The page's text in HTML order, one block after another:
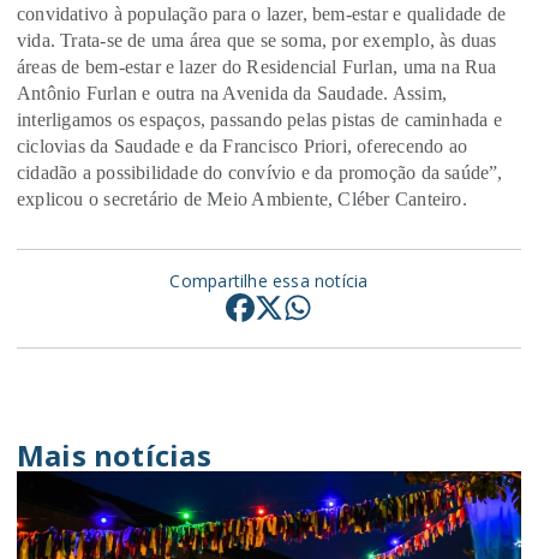
convidativo à população para o lazer, bem-estar e qualidade de
vida. Trata-se de uma área que se soma, por exemplo, às duas
áreas de bem-estar e lazer do Residencial Furlan, uma na Rua
Antônio Furlan e outra na Avenida da Saudade. Assim,
interligamos os espaços, passando pelas pistas de caminhada e
ciclovias da Saudade e da Francisco Priori, oferecendo ao
cidadão a possibilidade do convívio e da promoção da saúde”,
explicou o secretário de Meio Ambiente, Cléber Canteiro.
Compartilhe essa notícia
Mais notícias